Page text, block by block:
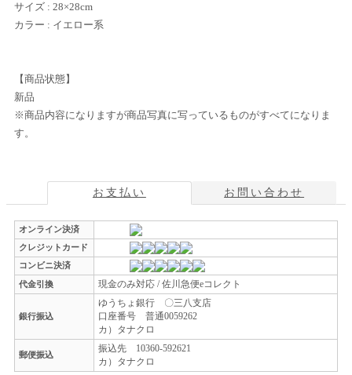
サイズ : 28×28cm
カラー : イエロー系
【商品状態】
新品
※商品内容になりますが商品写真に写っているものがすべてになりま
す。
お支払い お問い合わせ
オンライン決済
クレジットカード
コンビニ決済
代金引換
現金のみ対応 / 佐川急便eコレクト
銀行振込
ゆうちょ銀行 〇三八支店
口座番号 普通0059262
カ）タナクロ
郵便振込
振込先 10360-592621
カ）タナクロ